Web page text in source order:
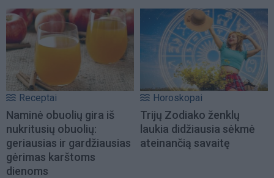
Receptai
Naminė obuolių gira iš
nukritusių obuolių:
geriausias ir gardžiausias
gėrimas karštoms
dienoms
Horoskopai
Trijų Zodiako ženklų
laukia didžiausia sėkmė
ateinančią savaitę